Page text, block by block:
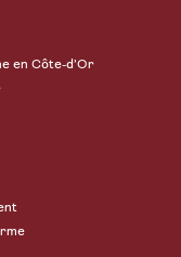
en Côte-d’Or